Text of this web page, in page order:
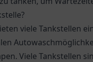
viele Tankstellen
Viele Tankstellen